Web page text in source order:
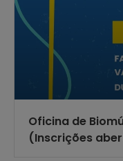
Oficina de
(Inscrições